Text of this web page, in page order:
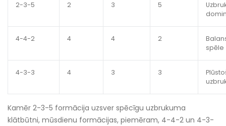
2-3-5 2 3 5
4-4-2 4 4 2
spēle
4-3-3 4 3 3
Kamēr 2-3-5 formācija uzsver spēcīgu uzbrukuma
klātbūtni, mūsdienu formācijas, piemēram, 4-4-2 un 4-3-